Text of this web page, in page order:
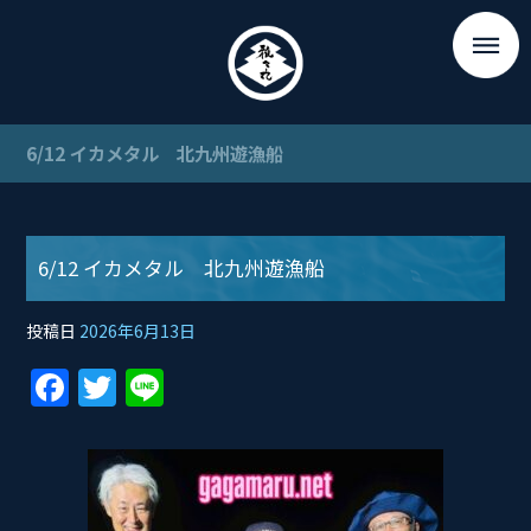
6/12 イカメタル 北九州遊漁船
6/12 イカメタル 北九州遊漁船
投稿日 2026年6月13日
F
c
T
itt
er
e